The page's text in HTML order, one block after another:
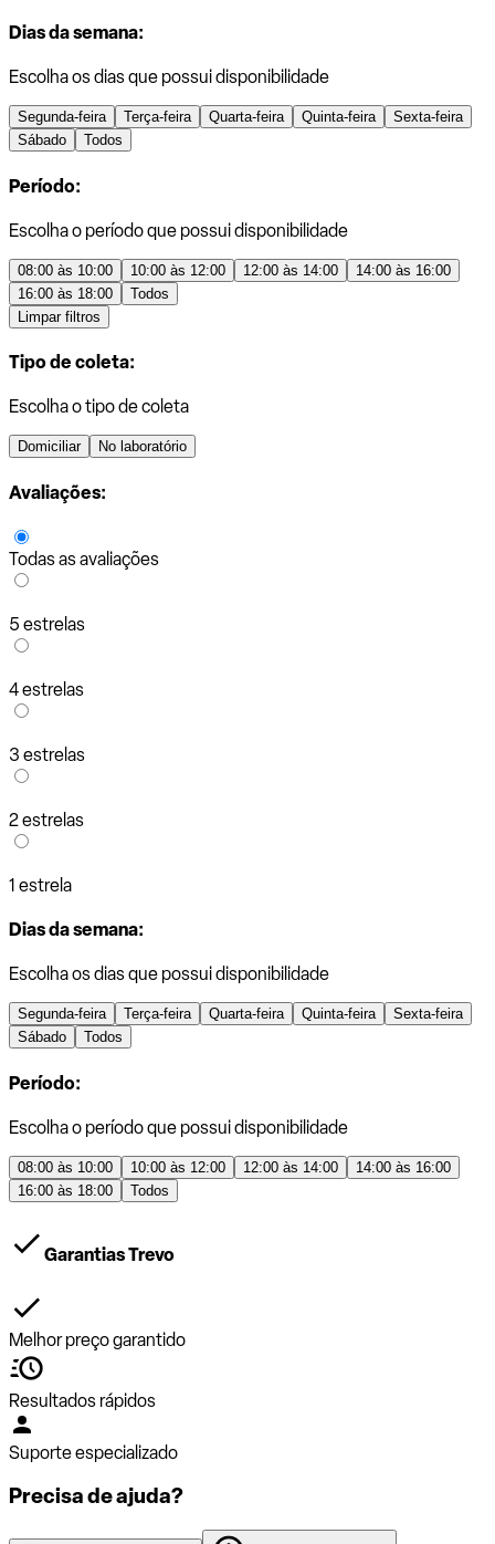
Dias da semana:
Escolha os dias que possui disponibilidade
Segunda-feira Terça-feira Quarta-feira Quinta-feira
Sexta-feira
Sábado
Todos
Período:
Escolha o período que possui disponibilidade
08:00 às 10:00 10:00 às 12:00 12:00 às 14:00
14:00 às 16:00
16:00 às 18:00
Todos
Limpar filtros
Tipo de coleta:
Escolha o tipo de coleta
Domiciliar No laboratório
Avaliações:
Todas as avaliações
5 estrelas
4 estrelas
3 estrelas
2 estrelas
1 estrela
Dias da semana:
Escolha os dias que possui disponibilidade
Segunda-feira Terça-feira Quarta-feira Quinta-feira
Sexta-feira
Sábado
Todos
Período:
Escolha o período que possui disponibilidade
08:00 às 10:00 10:00 às 12:00 12:00 às 14:00
14:00 às 16:00
16:00 às 18:00
Todos
Garantias Trevo
Melhor preço garantido
Resultados rápidos
Suporte especializado
Precisa de ajuda?